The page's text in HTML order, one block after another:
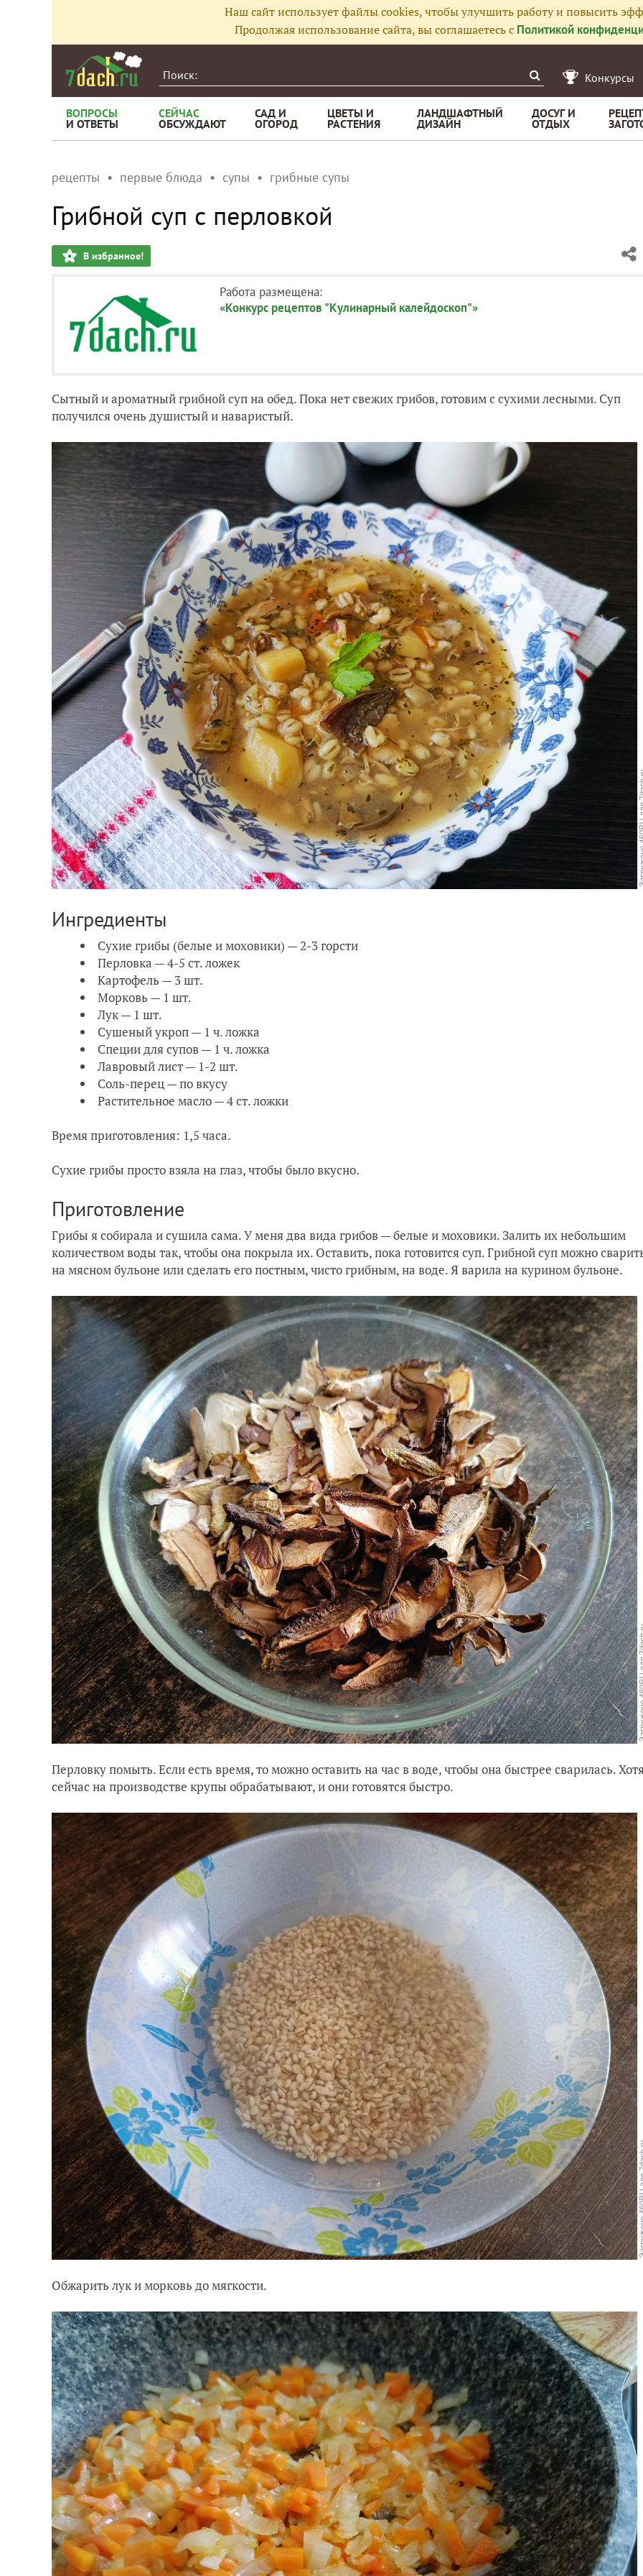
Наш сайт использует файлы cookies, чтобы улучшить работу и повысить
Продолжая использование сайта, вы соглашаетесь с Политикой
Конкурсы
ВОПРОСЫ
И ОТВЕТЫ
СЕЙЧАС
ОБСУЖДАЮТ
САД И
ОГОРОД
ЦВЕТЫ И
РАСТЕНИЯ
ЛАНДШАФТНЫЙ
ДИЗАЙН
ДОСУГ И
ОТДЫХ
рецепты первые блюда супы грибные супы
Грибной суп с перловкой
В избранное!
Работа размещена:
«Конкурс рецептов "Кулинарный калейдоскоп"»
Сытный и ароматный грибной суп на обед. Пока нет свежих грибов, готовим с сухими лесными. Суп
получился очень душистый и наваристый.
Ингредиенты
Сухие грибы (белые и моховики) — 2-3 горсти
Перловка — 4-5 ст. ложек
Картофель — 3 шт.
Морковь — 1 шт.
Лук — 1 шт.
Сушеный укроп — 1 ч. ложка
Специи для супов — 1 ч. ложка
Лавровый лист — 1-2 шт.
Соль-перец — по вкусу
Растительное масло — 4 ст. ложки
Время приготовления: 1,5 часа.
Сухие грибы просто взяла на глаз, чтобы было вкусно.
Приготовление
Грибы я собирала и сушила сама. У меня два вида грибов — белые и моховики. Залить их небольшим
количеством воды так, чтобы она покрыла их. Оставить, пока готовится суп. Грибной суп можно
на мясном бульоне или сделать его постным, чисто грибным, на воде. Я варила на курином бульоне.
Перловку помыть. Если есть время, то можно оставить на час в воде, чтобы она быстрее сварилась.
сейчас на производстве крупы обрабатывают, и они готовятся быстро.
Обжарить лук и морковь до мягкости.